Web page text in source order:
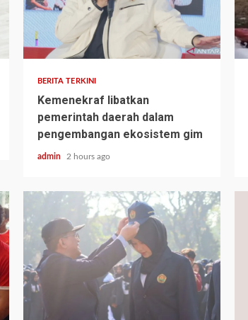
BERITA TERKINI
Kemenekraf libatkan
pemerintah daerah dalam
pengembangan ekosistem gim
admin 2 hours ago